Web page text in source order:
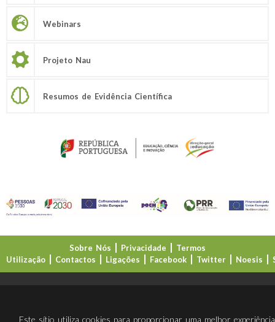
Webinars
Projeto Nau
Resumos de Evidência Científica
Sobre Nós Privacidade
Termos
Utilização
Contactos Ligações Facebook Twitter Noesis
Este sítio utiliza cookies para proporcionar uma melhor